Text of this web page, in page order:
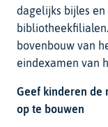
dagelijks bijles
bovenbouw van
eindexamen van
Geef kinderen de
op te bouwen